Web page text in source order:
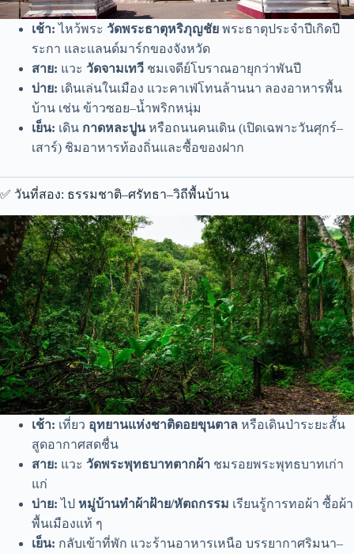
เช้า: ไหว้พระ วัดพระธาตุหริภุญชัย พระธาตุประจำปีเกิดปี
ระกา และแลนด์มาร์กของจังหวัด
สาย: แวะ วัดจามเทวี ชมเจดีย์โบราณอายุกว่าพันปี
บ่าย: เดินเล่นในเมือง แวะคาเฟ่โทนล้านนา ลองอาหารพื้น
บ้าน เช่น ข้าวซอย–น้ำพริกหนุ่ม
เย็น: เดิน กาดหละปูนหรือถนนคนเดิน (เปิดเฉพาะวันศุกร์–
เสาร์) ชิมอาหารท้องถิ่นและซื้อของฝาก
✅ วันที่สอง: ธรรมชาติ–ศรัทธา–วิถีพื้นบ้าน
เช้า: เที่ยว อุทยานแห่งชาติดอยขุนตาล หรือเดินป่าระยะสั้น
สูดอากาศสดชื่น
สาย: แวะ วัดพระพุทธบาทตากผ้า ชมรอยพระพุทธบาทเก่า
แก่
บ่าย: ไป หมู่บ้านทำผ้าฝ้าย/หัตถกรรม เรียนรู้การทอผ้า ซื้อผ้า
พื้นเมืองแท้ ๆ
เย็น: กลับเข้าที่พัก แวะร้านอาหารเหนือ บรรยากาศริมนา–